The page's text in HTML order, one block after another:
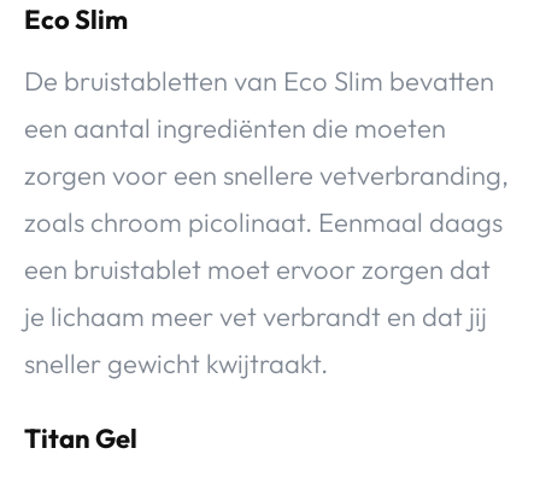
Eco Slim
De bruistabletten van Eco Slim bevatten
een aantal ingrediënten die moeten
zorgen voor een snellere vetverbranding,
zoals chroom picolinaat. Eenmaal daags
een bruistablet moet ervoor zorgen dat
je lichaam meer vet verbrandt en dat jij
sneller gewicht kwijtraakt.
Titan Gel